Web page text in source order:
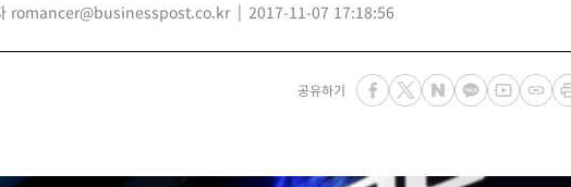
romancer@businesspost.co.kr 2017-11-07 17:18:56
공유하기